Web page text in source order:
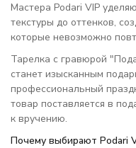
Мастера Podari VIP
текстуры до оттенков,
которые невозможно
Тарелка с гравюрой
станет изысканным
профессиональный
товар поставляется в
к вручению.
Почему выбирают Podari